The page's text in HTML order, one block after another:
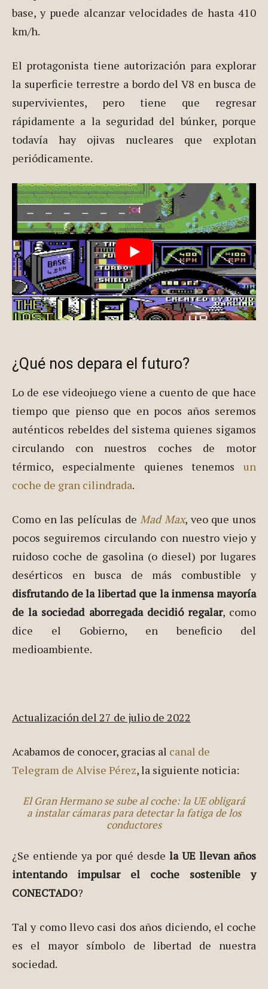
base, y puede alcanzar velocidades de hasta 410
km/h.
El protagonista tiene autorización para explorar
la superficie terrestre a bordo del V8 en busca de
supervivientes, pero tiene que regresar
rápidamente a la seguridad del búnker, porque
todavía hay ojivas nucleares que explotan
periódicamente.
¿Qué nos depara el futuro?
Lo de ese videojuego viene a cuento de que hace
tiempo que pienso que en pocos años seremos
auténticos rebeldes del sistema quienes sigamos
circulando con nuestros coches de motor
térmico, especialmente quienes tenemos un
coche de gran cilindrada.
Como en las películas deMad Max, veo que unos
pocos seguiremos circulando con nuestro viejo y
ruidoso coche de gasolina (o diesel) por lugares
desérticos en busca de más combustible y
disfrutando de la libertad que la inmensa mayoría
de la sociedad aborregada decidió regalar, como
dice el Gobierno, en beneficio del
medioambiente.
Actualización del 27 de julio de 2022
Acabamos de conocer, gracias al canal de
Telegram de Alvise Pérez, la siguiente noticia:
El Gran Hermano se sube al coche: la UE obligará
a instalar cámaras para detectar la fatiga de los
conductores
¿Se entiende ya por qué desde la UE llevan años
intentando impulsar el coche sostenible y
CONECTADO?
Tal y como llevo casi dos años diciendo, el coche
es el mayor símbolo de libertad de nuestra
sociedad.